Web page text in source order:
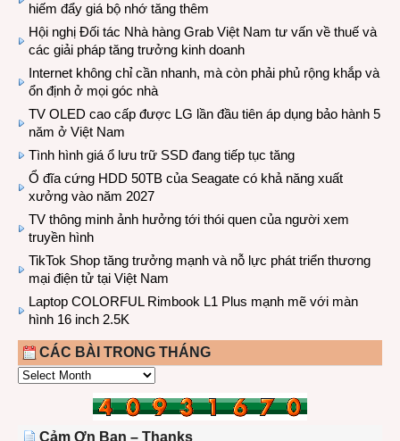
hiếm đẩy giá bộ nhớ tăng thêm
Hội nghị Đối tác Nhà hàng Grab Việt Nam tư vấn về thuế và
các giải pháp tăng trưởng kinh doanh
Internet không chỉ cần nhanh, mà còn phải phủ rộng khắp và
ổn định ở mọi góc nhà
TV OLED cao cấp được LG lần đầu tiên áp dụng bảo hành 5
năm ở Việt Nam
Tình hình giá ổ lưu trữ SSD đang tiếp tục tăng
Ổ đĩa cứng HDD 50TB của Seagate có khả năng xuất
xưởng vào năm 2027
TV thông minh ảnh hưởng tới thói quen của người xem
truyền hình
TikTok Shop tăng trưởng mạnh và nỗ lực phát triển thương
mại điện tử tại Việt Nam
Laptop COLORFUL Rimbook L1 Plus mạnh mẽ với màn
hình 16 inch 2.5K
CÁC BÀI TRONG THÁNG
CÁC
THÁNG
Cảm Ơn Bạn – Thanks